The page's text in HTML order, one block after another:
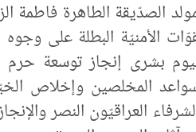
الطاهرة فاطمة
الأمنيّة البطلة على وجوه
بشرى إنجاز توسعة حرم
المخلصين وإخلاص
العراقيّون النصر